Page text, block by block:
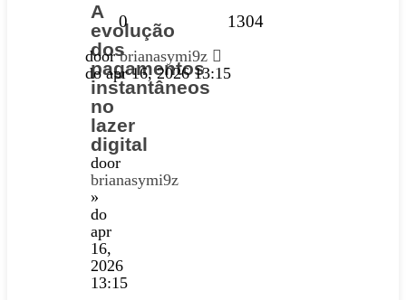
A
evolução
dos
pagamentos
instantâneos
no
lazer
digital
door
brianasymi9z
»
do
apr
16,
2026
13:15
0 1304
doorbrianasymi9z
do apr 16, 2026 13:15